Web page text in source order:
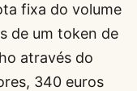
fixa do volume
de um token de
através do
340 euros